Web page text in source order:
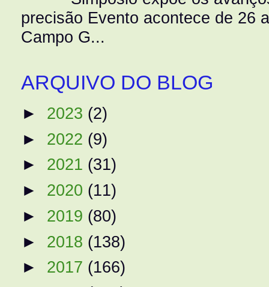
precisão Evento acontece de 26
Campo G...
ARQUIVO DO BLOG
► 2023 (2)
► 2022 (9)
► 2021 (31)
► 2020 (11)
► 2019 (80)
► 2018 (138)
► 2017 (166)